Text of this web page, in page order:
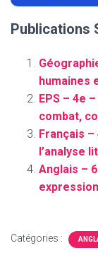
Publications
humaines
EPS – 4e
combat,
Français
l’analyse
Anglais –
Catégories :